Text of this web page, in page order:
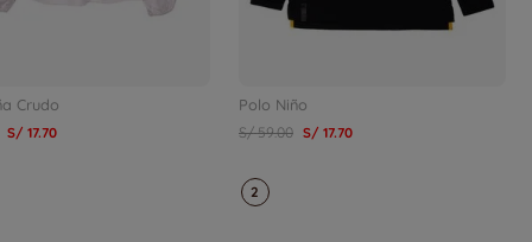
Crudo
S/ 17.70
Polo Niño
S/ 59.00 S/ 17.70
2